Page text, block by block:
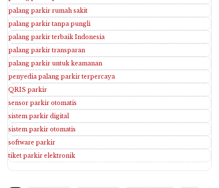
palang parkir rumah sakit
palang parkir tanpa pungli
palang parkir terbaik Indonesia
palang parkir transparan
palang parkir untuk keamanan
penyedia palang parkir terpercaya
QRIS parkir
sensor parkir otomatis
sistem parkir digital
sistem parkir otomatis
software parkir
tiket parkir elektronik